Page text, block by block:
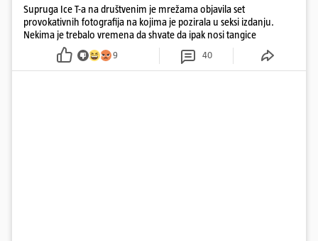
Supruga Ice T-a na društvenim je mrežama objavila set
provokativnih fotografija na kojima je pozirala u seksi izdanju.
Nekima je trebalo vremena da shvate da ipak nosi tangice
9 40